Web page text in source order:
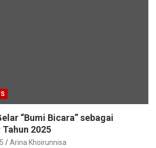
“Bumi Bicara” sebagai
2025
Arina Khoirunnisa